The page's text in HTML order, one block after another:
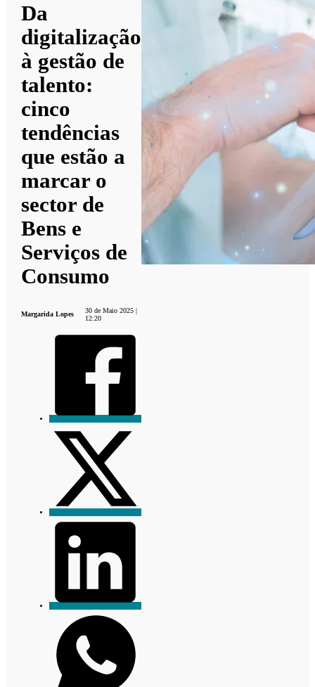
Da
digitalização
à gestão de
talento:
cinco
tendências
que estão a
marcar o
sector de
Bens e
Serviços de
Consumo
Margarida Lopes
30 de Maio 2025 |
12:20